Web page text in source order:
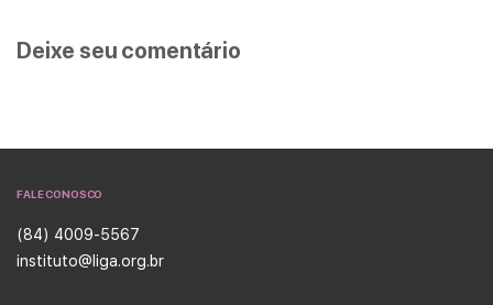
Deixe seu comentário
FALE CONOSCO
(84) 4009-5567
instituto@liga.org.br